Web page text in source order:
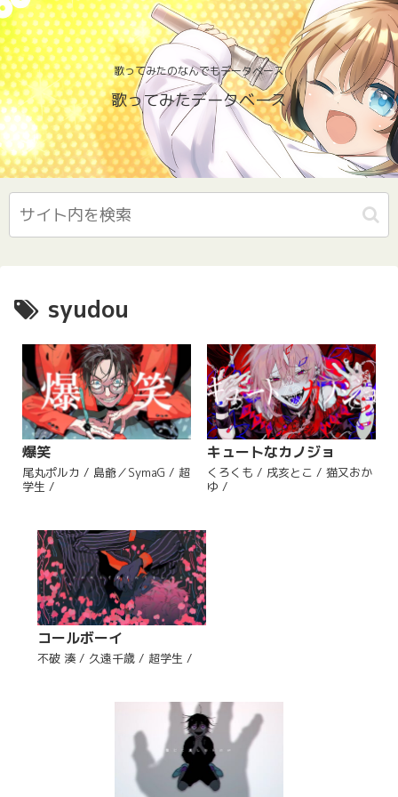
歌ってみたのなんでもデータベース
歌ってみたデータベース
syudou
爆笑
尾丸ポルカ / 島爺／SymaG / 超
学生 /
キュートなカノジョ
くろくも / 戌亥とこ / 猫又おか
ゆ /
コールボーイ
不破 湊 / 久遠千歳 / 超学生 /